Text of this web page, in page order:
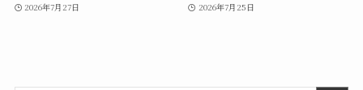
2026年7月27日 2026年7月25日